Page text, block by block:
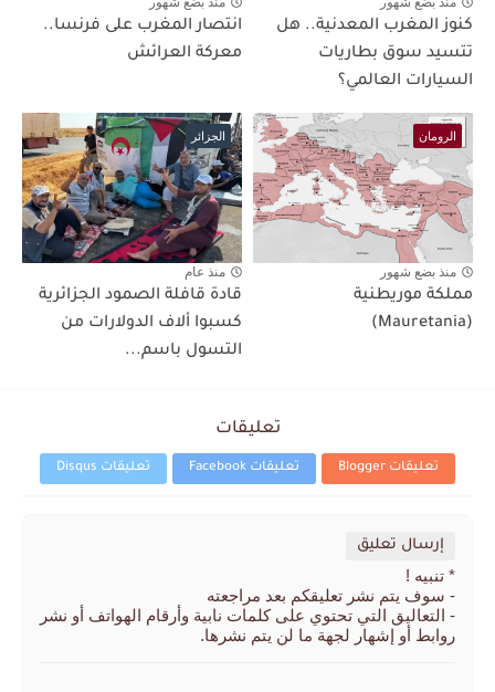
كنوز المغرب المعدنية.. هل
تتسيد سوق بطاريات
السيارات العالمي؟
انتصار المغرب على فرنسا..
معركة العرائش
الرومان
منذ بضع شهور
مملكة موريطنية
(Mauretania)
الجزائر
منذ عام
قادة قافلة الصمود الجزائرية
كسبوا ألاف الدولارات من
التسول باسم...
تعليقات
تعليقات Blogger تعليقات Facebook تعليقات Disqus
إرسال تعليق
* تنبيه !
- سوف يتم نشر تعليقكم بعد مراجعته
- التعاليق التي تحتوي على كلمات نابية وأرقام الهواتف أو نشر
روابط أو إشهار لجهة ما لن يتم نشرها.